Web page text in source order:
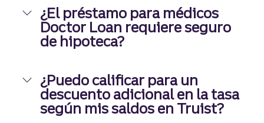
¿El préstamo para médicos
Doctor Loan requiere seguro
de hipoteca?
¿Puedo calificar para un
descuento adicional en la tasa
según mis saldos en Truist?